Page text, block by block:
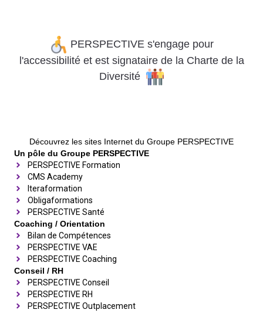
PERSPECTIVE s'engage pour
l'accessibilitéet est signataire de la Charte de la
Diversité
Découvrez les sites Internet du Groupe PERSPECTIVE
Un pôle du Groupe PERSPECTIVE
PERSPECTIVE Formation
CMS Academy
Iteraformation
Obligaformations
PERSPECTIVE Santé
Coaching / Orientation
Bilan de Compétences
PERSPECTIVE VAE
PERSPECTIVE Coaching
Conseil / RH
PERSPECTIVE Conseil
PERSPECTIVE RH
PERSPECTIVE Outplacement